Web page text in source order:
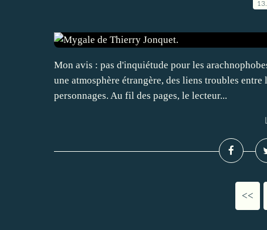
Mon avis : pas d'inquiétude pour les
une atmosphère étrangère, des liens troubles
personnages. Au fil des pages, le lecteur...
<<